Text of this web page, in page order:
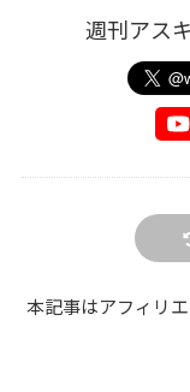
週刊アス
本記事はアフィリ